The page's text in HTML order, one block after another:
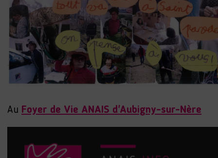
Au Foyer de Vie ANAIS d'Aubigny-sur-Nère